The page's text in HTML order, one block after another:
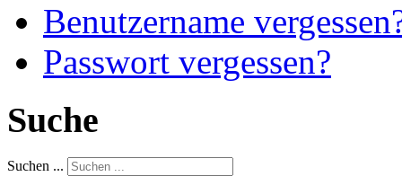
Benutzername
Passwort vergessen?
Suche
Suchen ...